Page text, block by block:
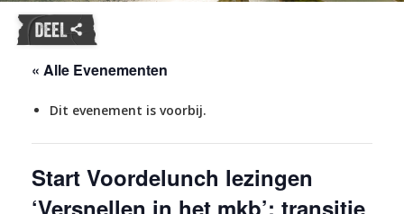
« Alle Evenementen
Dit evenement is voorbij.
Start Voordelunch lezingen
‘Versnellen in het mkb’; transitie